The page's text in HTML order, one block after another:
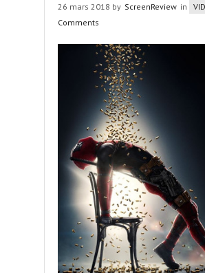
26 mars 2018 by ScreenReview in
Comments